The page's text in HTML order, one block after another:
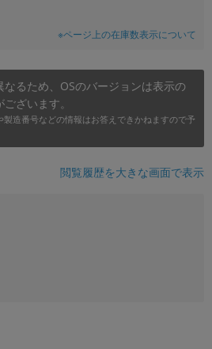
※ページ上の在庫数表示について
るため、OSのバージョンは表示の
ざいます。
製造番号などの情報はお答えできかねますので予
閲覧履歴を大きな画面で表示